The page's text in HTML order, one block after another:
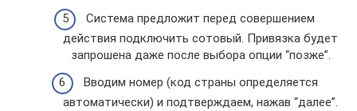
Система предложит перед совершением
действия подключить сотовый. Привязка будет
запрошена даже после выбора опции “позже”.
Вводим номер (код страны определяется
автоматически) и подтверждаем, нажав “далее”.